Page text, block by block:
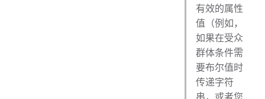
有效的属性
值（例如，
如果在受众
群体条件需
要布尔值时
传递字符
串，或者您